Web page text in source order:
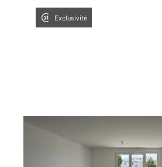
Exclusivité
, 3 pièces